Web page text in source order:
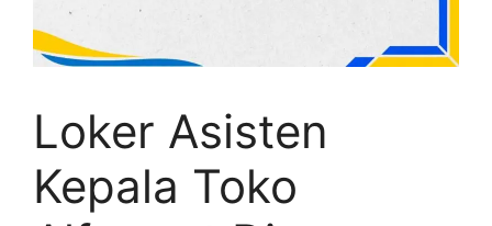
Loker Asisten
Kepala Toko